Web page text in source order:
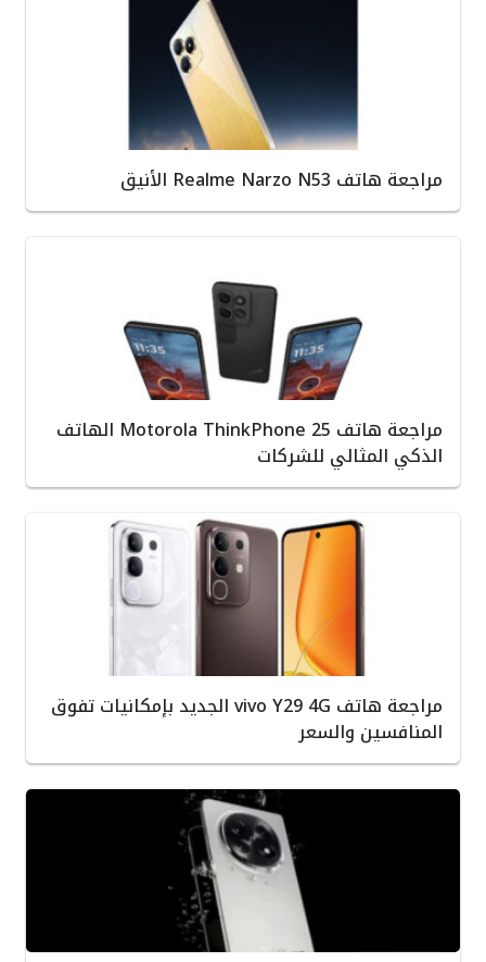
مراجعة هاتف Realme Narzo N53 الأنيق
مراجعة هاتف Motorola ThinkPhone 25 الهاتف
الذكي المثالي للشركات
مراجعة هاتف vivo Y29 4G الجديد بإمكانيات تفوق
المنافسين والسعر